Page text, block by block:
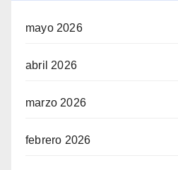
mayo 2026
abril 2026
marzo 2026
febrero 2026